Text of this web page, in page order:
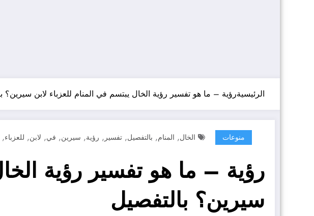
الرئيسيةرؤية – ما هو تفسير رؤية الخال يبتسم في المنام للعزباء لابن سيرين؟
منوعات الخال, المنام, بالتفصيل, تفسير , رؤية, سيرين, في, لابن, للعزباء,
رؤية – ما هو تفسير رؤية
سيرين؟ بالتفصيل